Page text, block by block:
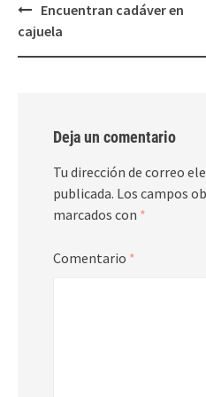
Post
navigation
Encuentran cadáver en
cajuela
Deja un comentario
Tu dirección de correo
publicada. Los campos
marcados con *
Comentario *